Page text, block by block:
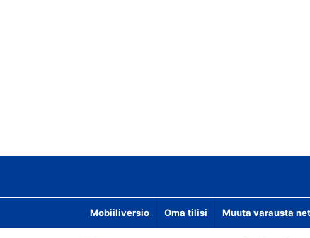
Mobiiliversio Oma tilisi Muuta varausta